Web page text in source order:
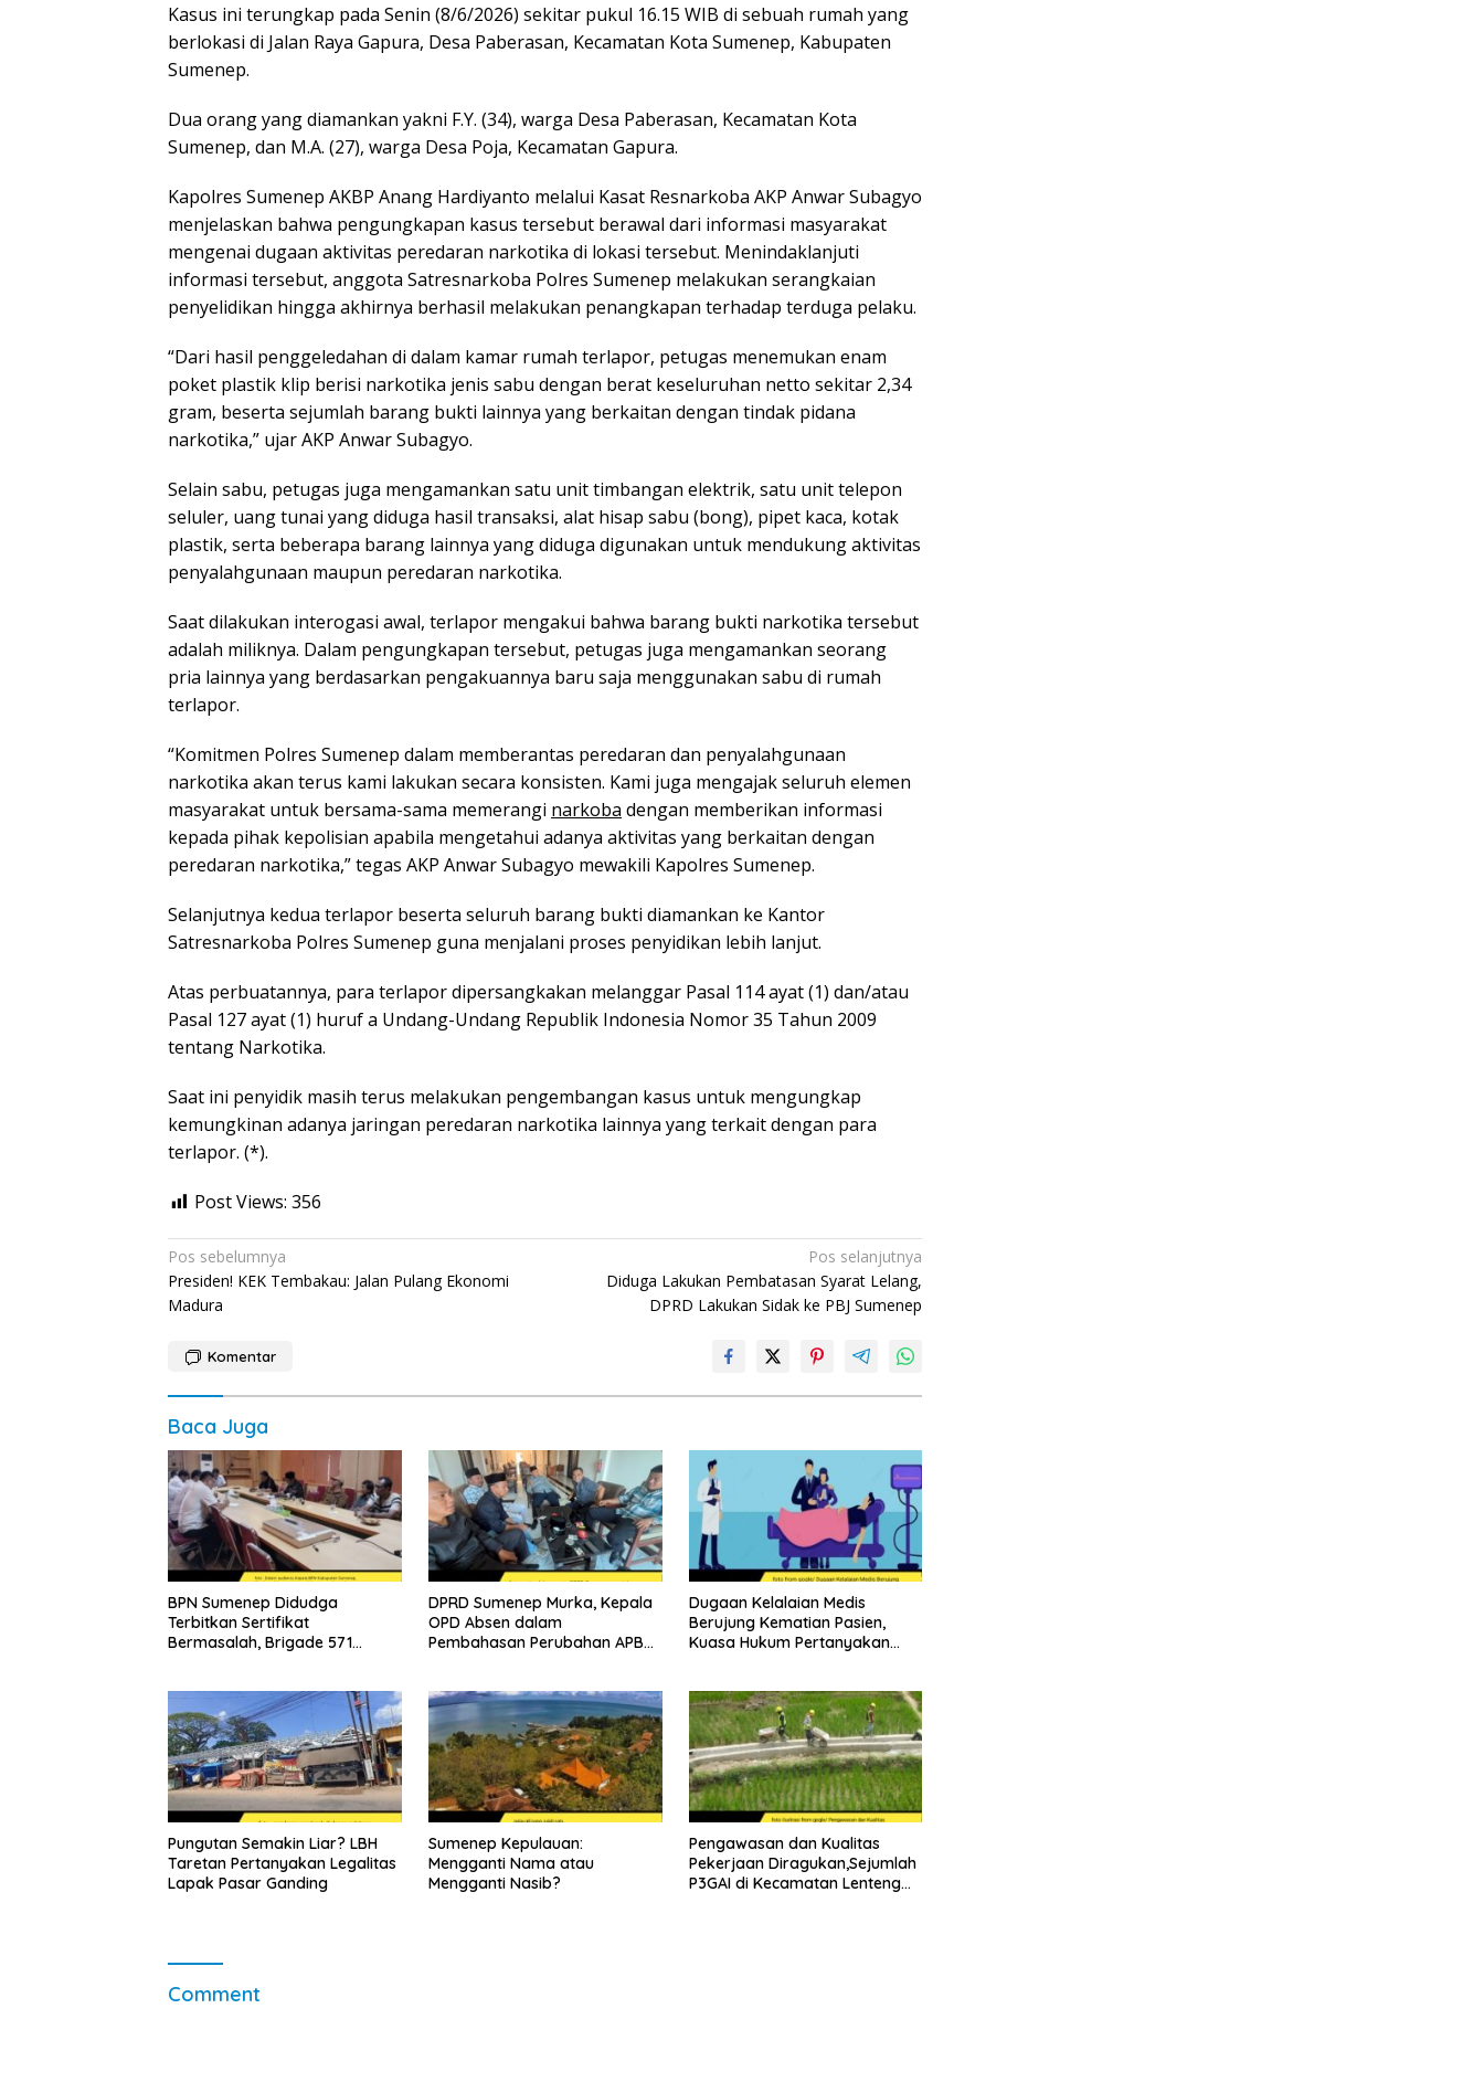
Kasus ini terungkap pada Senin (8/6/2026) sekitar pukul 16.15 WIB di sebuah rumah yang
berlokasi di Jalan Raya Gapura, Desa Paberasan, Kecamatan Kota Sumenep, Kabupaten
Sumenep.
Dua orang yang diamankan yakni F.Y. (34), warga Desa Paberasan, Kecamatan Kota
Sumenep, dan M.A. (27), warga Desa Poja, Kecamatan Gapura.
Kapolres Sumenep AKBP Anang Hardiyanto melalui Kasat Resnarkoba AKP Anwar Subagyo
menjelaskan bahwa pengungkapan kasus tersebut berawal dari informasi masyarakat
mengenai dugaan aktivitas peredaran narkotika di lokasi tersebut. Menindaklanjuti
informasi tersebut, anggota Satresnarkoba Polres Sumenep melakukan serangkaian
penyelidikan hingga akhirnya berhasil melakukan penangkapan terhadap terduga pelaku.
“Dari hasil penggeledahan di dalam kamar rumah terlapor, petugas menemukan enam
poket plastik klip berisi narkotika jenis sabu dengan berat keseluruhan netto sekitar 2,34
gram, beserta sejumlah barang bukti lainnya yang berkaitan dengan tindak pidana
narkotika,” ujar AKP Anwar Subagyo.
Selain sabu, petugas juga mengamankan satu unit timbangan elektrik, satu unit telepon
seluler, uang tunai yang diduga hasil transaksi, alat hisap sabu (bong), pipet kaca, kotak
plastik, serta beberapa barang lainnya yang diduga digunakan untuk mendukung aktivitas
penyalahgunaan maupun peredaran narkotika.
Saat dilakukan interogasi awal, terlapor mengakui bahwa barang bukti narkotika tersebut
adalah miliknya. Dalam pengungkapan tersebut, petugas juga mengamankan seorang
pria lainnya yang berdasarkan pengakuannya baru saja menggunakan sabu di rumah
terlapor.
“Komitmen Polres Sumenep dalam memberantas peredaran dan penyalahgunaan
narkotika akan terus kami lakukan secara konsisten. Kami juga mengajak seluruh elemen
masyarakat untuk bersama-sama memerangi narkoba dengan memberikan informasi
kepada pihak kepolisian apabila mengetahui adanya aktivitas yang berkaitan dengan
peredaran narkotika,” tegas AKP Anwar Subagyo mewakili Kapolres Sumenep.
Selanjutnya kedua terlapor beserta seluruh barang bukti diamankan ke Kantor
Satresnarkoba Polres Sumenep guna menjalani proses penyidikan lebih lanjut.
Atas perbuatannya, para terlapor dipersangkakan melanggar Pasal 114 ayat (1) dan/atau
Pasal 127 ayat (1) huruf a Undang-Undang Republik Indonesia Nomor 35 Tahun 2009
tentang Narkotika.
Saat ini penyidik masih terus melakukan pengembangan kasus untuk mengungkap
kemungkinan adanya jaringan peredaran narkotika lainnya yang terkait dengan para
terlapor. (*).
Post Views: 356
Navigasi
pos
Pos sebelumnya
Presiden! KEK Tembakau: Jalan Pulang Ekonomi
Madura
Pos selanjutnya
Diduga Lakukan Pembatasan Syarat Lelang,
DPRD Lakukan Sidak ke PBJ Sumenep
Komentar
Baca Juga
BPN Sumenep Didudga
Terbitkan Sertifikat
Bermasalah, Brigade 571
DPRD Sumenep Murka, Kepala
OPD Absen dalam
Pembahasan Perubahan APBD
Dugaan Kelalaian Medis
Berujung Kematian Pasien,
Kuasa Hukum Pertanyakan
Pungutan Semakin Liar? LBH
Taretan Pertanyakan Legalitas
Lapak Pasar Ganding
Sumenep Kepulauan:
Mengganti Nama atau
Mengganti Nasib?
Pengawasan dan Kualitas
Pekerjaan Diragukan,Sejumlah
P3GAI di Kecamatan Lenteng
Comment